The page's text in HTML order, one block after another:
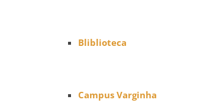
Bliblioteca
Campus Varginha